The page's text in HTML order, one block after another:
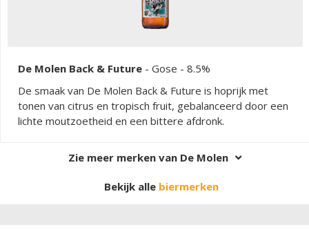
De Molen Back & Future - Gose - 8.5%
De smaak van De Molen Back & Future is hoprijk met
tonen van citrus en tropisch fruit, gebalanceerd door een
lichte moutzoetheid en een bittere afdronk.
Zie meer merken van De Molen
Bekijk alle biermerken